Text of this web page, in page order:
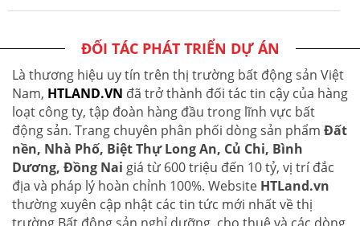
ĐỐI TÁC PHÁT TRIỂN DỰ ÁN
Là thương hiệu uy tín trên thị trường bất động sản Việt
Nam, HTLAND.VN đã trở thành đối tác tin cậy của hàng
loạt công ty, tập đoàn hàng đầu trong lĩnh vực bất
động sản. Trang chuyên phân phối dòng sản phẩm Đất
nền, Nhà Phố, Biệt Thự Long An, Củ Chi, Bình
Dương, Đồng Nai giá từ 600 triệu đến 10 tỷ, vị trí đắc
địa và pháp lý hoàn chỉnh 100%. Website HTLand.vn
thường xuyên cập nhật các tin tức mới nhất về thị